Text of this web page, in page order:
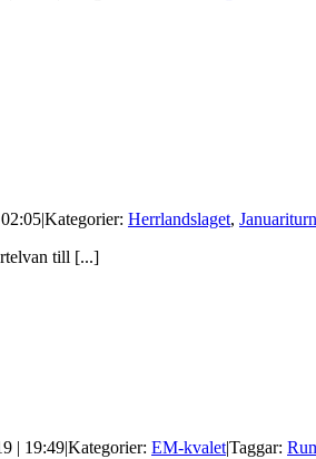
|Kategorier: Herrlandslaget,
till [...]
| 19:49|Kategorier: EM-kvalet|Taggar: